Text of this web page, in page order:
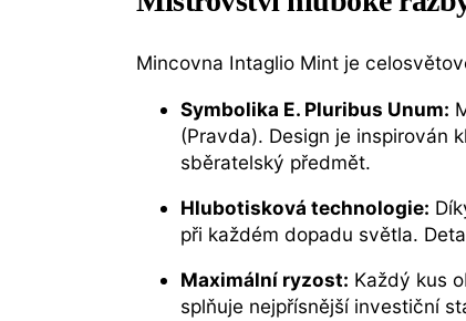
Mincovna Intaglio Mint je
Symbolika E. Pluribus Unum:
(Pravda). Design je inspirován
sběratelský předmět.
Hlubotisková technologie:
při každém dopadu světla.
Maximální ryzost: Každý kus
splňuje nejpřísnější investiční